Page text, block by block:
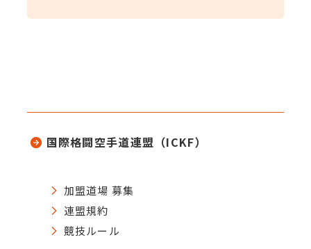
国際格闘空手道連盟（ICKF）
加盟道場 募集
連盟規約
競技ルール